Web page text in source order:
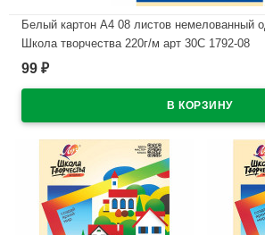
Белый картон А4 08 листов немелованный
Школа творчества 220г/м арт 30С 1792-08
В наличии
99 ₽